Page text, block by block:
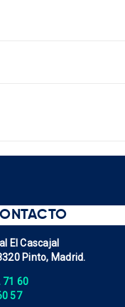
El Cascajal
Pinto, Madrid.
71 60
57